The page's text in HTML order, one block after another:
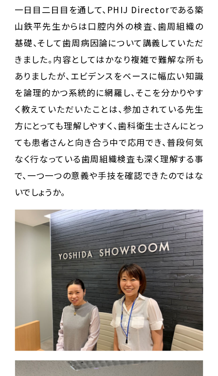
一日目二日目を通して、PHIJ Directorである築
山鉄平先生からは口腔内外の検査、歯周組織の
基礎、そして歯周病因論について講義していただ
きました。内容としてはかなり複雑で難解な所も
ありましたが、エビデンスをベースに幅広い知識
を論理的かつ系統的に網羅し、そこを分かりやす
く教えていただいたことは、参加されている先生
方にとっても理解しやすく、歯科衛生士さんにとっ
ても患者さんと向き合う中で応用でき、普段何気
なく行なっている歯周組織検査も深く理解する事
で、一つ一つの意義や手技を確認できたのではな
いでしょうか。